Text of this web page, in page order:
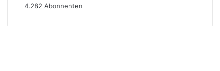
4.282 Abonnenten